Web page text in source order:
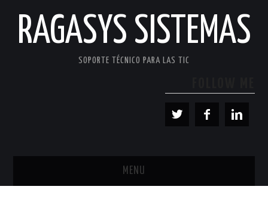
RAGASYS SISTEMAS
SOPORTE TÉCNICO PARA LAS TIC
MENU